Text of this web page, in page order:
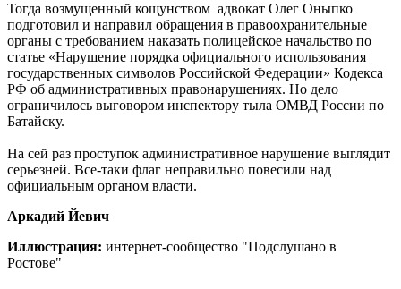
Тогда возмущенный кощунством адвокат Олег Оныпко
подготовил и направил обращения в правоохранительные
органы с требованием наказать полицейское начальство по
статье «Нарушение порядка официального использования
государственных символов Российской Федерации» Кодекса
РФ об административных правонарушениях. Но дело
ограничилось выговором инспектору тыла ОМВД России по
Батайску.
На сей раз проступок административное нарушение выглядит
серьезней. Все-таки флаг неправильно повесили над
официальным органом власти.
Аркадий Йевич
Иллюстрация: интернет-сообщество "Подслушано в
Ростове"